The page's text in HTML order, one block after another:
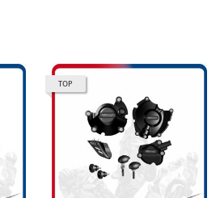
TOP